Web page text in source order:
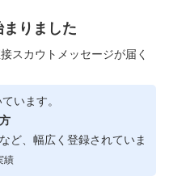
りました
スカウトメッセージが届く
います。
など、幅広く登録されていま
績